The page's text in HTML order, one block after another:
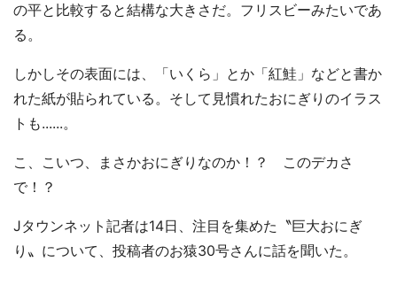
の平と比較すると結構な大きさだ。フリスビーみたいであ
る。
しかしその表面には、「いくら」とか「紅鮭」などと書か
れた紙が貼られている。そして見慣れたおにぎりのイラス
トも......。
こ、こいつ、まさかおにぎりなのか！？ このデカさ
で！？
Jタウンネット記者は14日、注目を集めた〝巨大おにぎ
り〟について、投稿者のお猿30号さんに話を聞いた。